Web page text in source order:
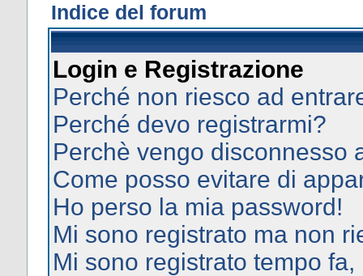
Indice del forum
Login e Registrazione
Perché non riesco ad
Perché devo registrarmi?
Perchè vengo disconnesso
Come posso evitare di
Ho perso la mia password!
Mi sono registrato ma non
Mi sono registrato tempo